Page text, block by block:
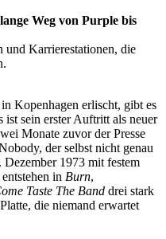
Weg von Purple bis
Karrierestationen, die
Kopenhagen erlischt, gibt es
sein erster Auftritt als neuer
Monate zuvor der Presse
der selbst nicht genau
1973 mit festem
in Burn,
Taste The Band drei stark
die niemand erwartet